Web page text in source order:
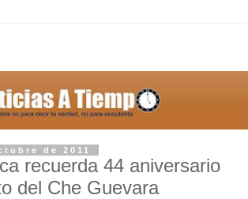
de 2011
recuerda 44 aniversario
del Che Guevara